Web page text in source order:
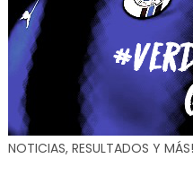
NOTICIAS, RESULTADOS Y